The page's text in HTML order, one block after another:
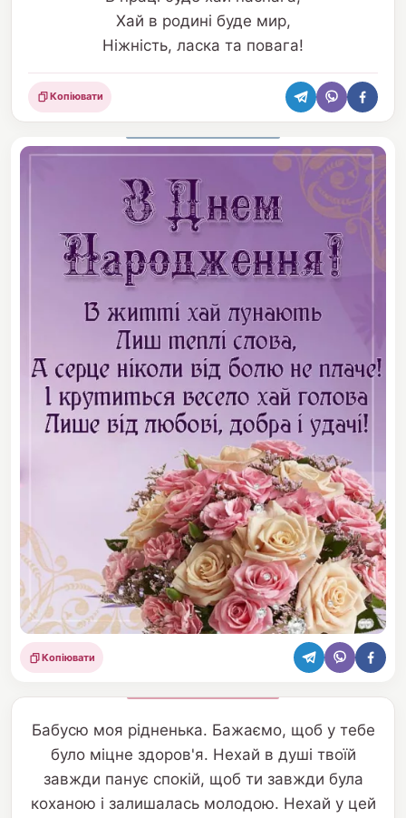
Хай в родині буде мир,
Ніжність, ласка та повага!
Поділитися
Копіювати
Поділитися
Копіювати
Бабусю моя рідненька. Бажаємо, щоб у тебе
було міцне здоров'я. Нехай в душі твоїй
завжди панує спокій, щоб ти завжди була
коханою і залишалась молодою. Нехай у цей